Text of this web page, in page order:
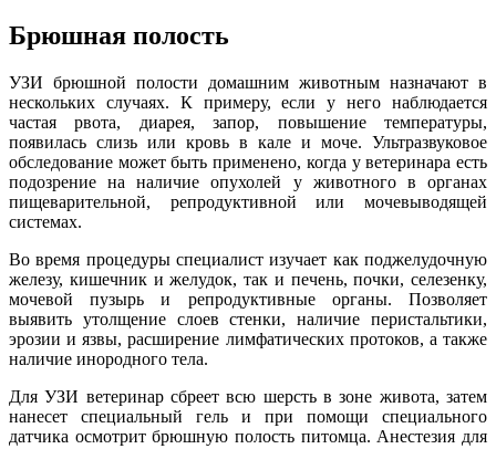
Брюшная полость
УЗИ брюшной полости домашним животным назначают в
нескольких случаях. К примеру, если у него наблюдается
частая рвота, диарея, запор, повышение температуры,
появилась слизь или кровь в кале и моче. Ультразвуковое
обследование может быть применено, когда у ветеринара есть
подозрение на наличие опухолей у животного в органах
пищеварительной, репродуктивной или мочевыводящей
системах.
Во время процедуры специалист изучает как поджелудочную
железу, кишечник и желудок, так и печень, почки, селезенку,
мочевой пузырь и репродуктивные органы. Позволяет
выявить утолщение слоев стенки, наличие перистальтики,
эрозии и язвы, расширение лимфатических протоков, а также
наличие инородного тела.
Для УЗИ ветеринар сбреет всю шерсть в зоне живота, затем
нанесет специальный гель и при помощи специального
датчика осмотрит брюшную полость питомца. Анестезия для